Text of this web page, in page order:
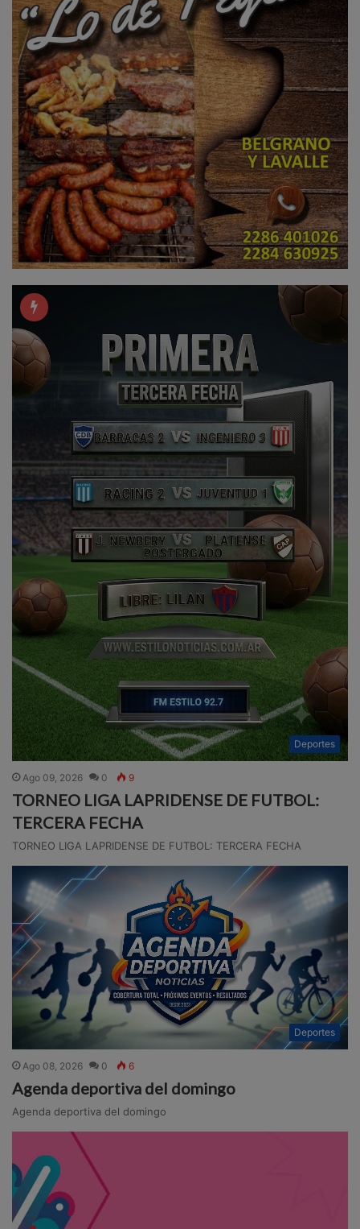
Deportes
Ago 09, 2026 0 9
TORNEO LIGA LAPRIDENSE DE FUTBOL:
TERCERA FECHA
TORNEO LIGA LAPRIDENSE DE FUTBOL: TERCERA FECHA
Deportes
Ago 08, 2026 0 6
Agenda deportiva del domingo
Agenda deportiva del domingo